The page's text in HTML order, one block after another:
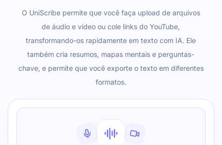
O UniScribe permite que você faça upload de arquivos
de áudio e vídeo ou cole links do YouTube,
transformando-os rapidamente em texto com IA. Ele
também cria resumos, mapas mentais e perguntas-
chave, e permite que você exporte o texto em diferentes
formatos.